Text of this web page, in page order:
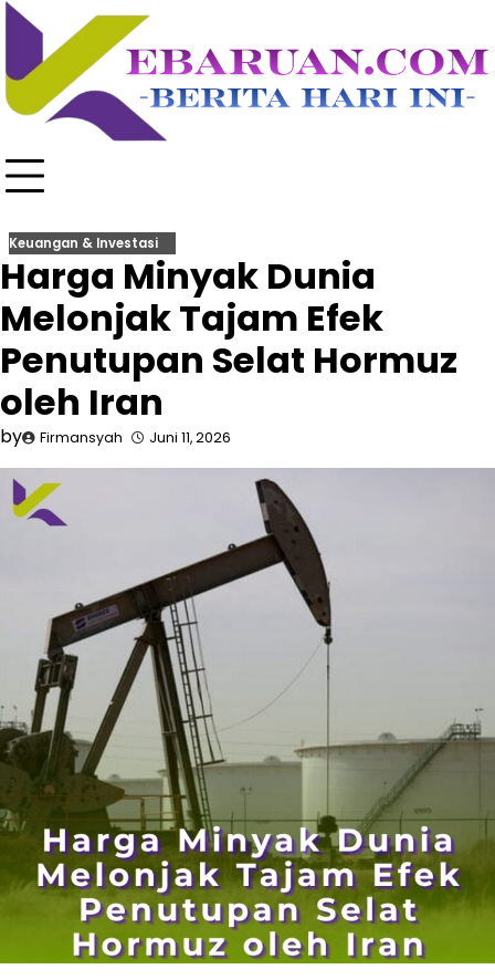
Skip
content
Keuangan & Investasi
Harga Minyak Dunia
Melonjak Tajam Efek
Penutupan Selat Hormuz
oleh Iran
by Firmansyah Juni 11, 2026